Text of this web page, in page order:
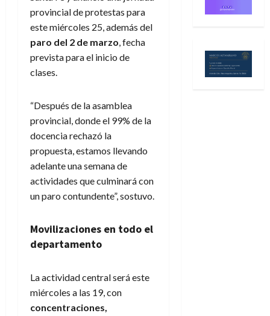
provincial de protestas para
este miércoles 25, además del
paro del 2 de marzo, fecha
prevista para el inicio de
clases.
“Después de la asamblea
provincial, donde el 99% de la
docencia rechazó la
propuesta, estamos llevando
adelante una semana de
actividades que culminará con
un paro contundente”, sostuvo.
Movilizaciones en todo el
departamento
La actividad central será este
miércoles a las 19, con
concentraciones,